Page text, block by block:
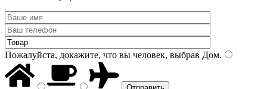
Пожалуйста, докажите, что вы человек, выбрав Дом.